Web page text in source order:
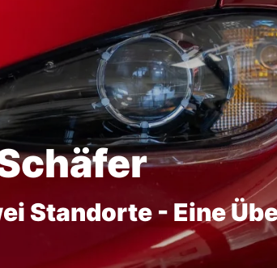
Standorte - Eine